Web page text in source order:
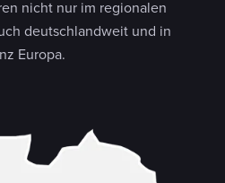
nicht nur im regionalen
deutschlandweit und in
Europa.